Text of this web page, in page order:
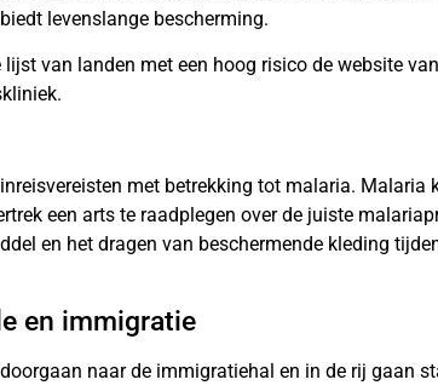
levenslange bescherming.
van landen met een hoog risico de website
met betrekking tot malaria.
een arts te raadplegen over de juiste
en het dragen van beschermende kleding
en immigratie
naar de immigratiehal en in de rij gaan